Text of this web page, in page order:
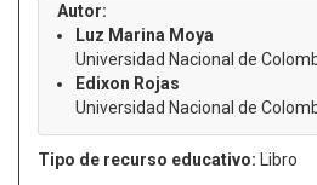
Autor:
Luz Marina Moya
Universidad Nacional de
Edixon Rojas
Universidad Nacional de
Tipo de recurso educativo: Libro